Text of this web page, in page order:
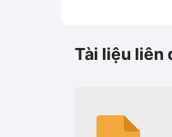
Tài liệu liên